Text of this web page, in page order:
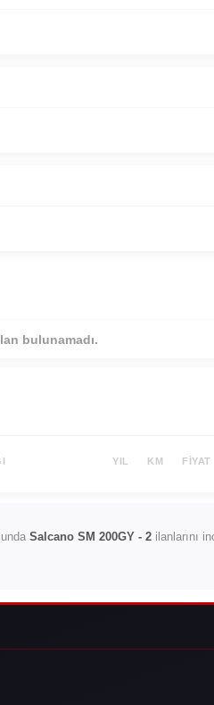
bulunamadı.
YIL KM FIYAT
Salcano SM 200GY - 2 ilanlarını